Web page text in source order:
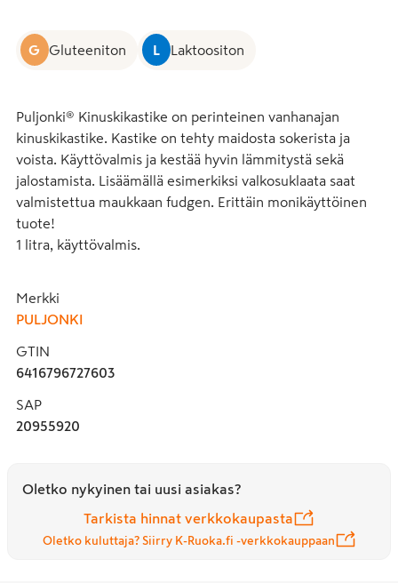
G Gluteeniton L Laktoositon
Puljonki® Kinuskikastike on perinteinen vanhanajan
kinuskikastike. Kastike on tehty maidosta sokerista ja
voista. Käyttövalmis ja kestää hyvin lämmitystä sekä
jalostamista. Lisäämällä esimerkiksi valkosuklaata saat
valmistettua maukkaan fudgen. Erittäin monikäyttöinen
tuote!
1 litra, käyttövalmis.
Merkki
PULJONKI
GTIN
6416796727603
SAP
20955920
Oletko nykyinen tai uusi asiakas?
Tarkista hinnat verkkokaupasta
Oletko kuluttaja? Siirry K-Ruoka.fi -verkkokauppaan